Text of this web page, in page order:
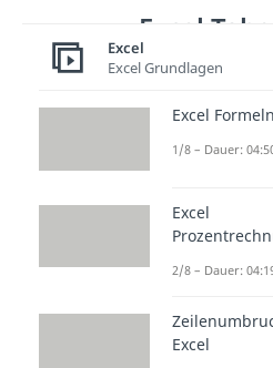
Excel
Wichtige
Du willst
Tabelle
hier genau
Excel
Excel Grundlagen
Excel Formeln
1/8 – Dauer:
Excel
2/8 – Dauer:
Excel